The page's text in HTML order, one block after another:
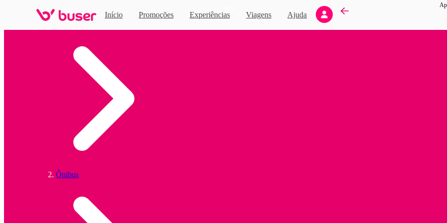
Início Promoções Experiências Viagens Ajuda
Ônibus